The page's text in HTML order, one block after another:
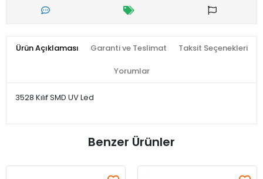
Ürün Açıklaması Garanti ve Teslimat Taksit Seçenekleri
Yorumlar
3528 Kılıf SMD UV Led
Benzer Ürünler